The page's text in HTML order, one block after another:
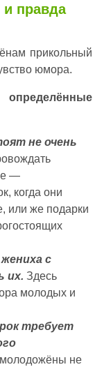
и правда
прикольный
юмора.
не очень
—
когда они
или же подарки
с
их. Здесь
молодых и
требует
молодожёны не